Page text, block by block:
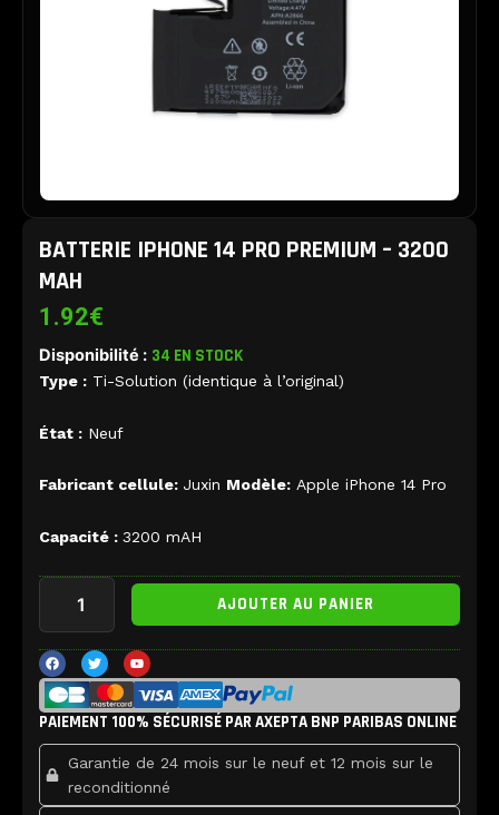
BATTERIE IPHONE 14 PRO PREMIUM – 3200
MAH
1.92€
Disponibilité : 34 EN STOCK
Type : Ti-Solution (identique à l’original)
État : Neuf
Fabricant cellule: Juxin Modèle: Apple iPhone 14 Pro
Capacité : 3200 mAH
quantité
Batterie
iPhone
14
Pro
Premium
-
3200
mAH
AJOUTER AU PANIER
F
a
c
e
b
o
k
T
w
i
t
t
e
Y
o
u
t
u
b
PAIEMENT 100% SÉCURISÉ PAR AXEPTA BNP PARIBAS ONLINE
Garantie de 24 mois sur le neuf et 12 mois sur le
reconditionné